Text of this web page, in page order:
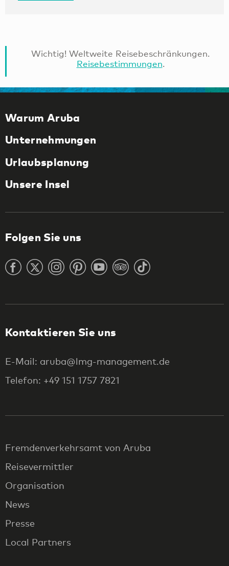
Wichtig! Weltweite Reisebeschränkungen.
Reisebestimmungen.
Warum Aruba
Unternehmungen
Urlaubsplanung
Unsere Insel
Folgen Sie uns
Kontaktieren Sie uns
E-Mail: aruba@lmg-management.de
Telefon: +49 151 1757 7821
Fremdenverkehrsamt von Aruba
Reisevermittler
Organisation
News
Presse
Local Partners